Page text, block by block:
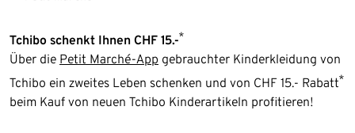
Tchibo schenkt Ihnen CHF 15.-*
Über die Petit Marché-App gebrauchter Kinderkleidung von
Tchibo ein zweites Leben schenken und von CHF 15.- Rabatt*
beim Kauf von neuen Tchibo Kinderartikeln profitieren!